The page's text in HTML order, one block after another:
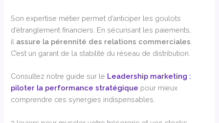
Son expertise métier permet d’anticiper les goulots
d’étranglement financiers. En sécurisant les paiements,
il assure la pérennité des relations commerciales
C’est un garant de la stabilité du réseau de distribution.
Consultez notre guide sur le Leadership marketing :
piloter la performance stratégique pour mieux
comprendre ces synergies indispensables.